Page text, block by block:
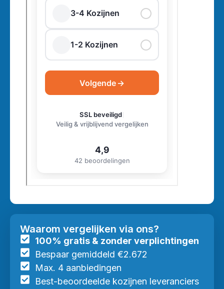
Waarom vergelijken via ons?
100% gratis & zonder verplichtingen
Bespaar gemiddeld €2.672
Max. 4 aanbiedingen
Best-beoordeelde kozijnen leveranciers